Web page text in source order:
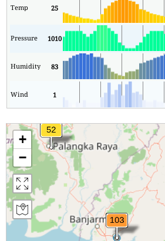
Temp 25
Pressure 1010
Humidity 83
Wind 1
+
−